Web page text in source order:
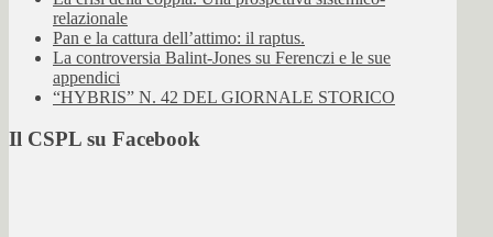
relazionale
Pan e la cattura dell’attimo: il raptus.
La controversia Balint-Jones su Ferenczi e le sue
appendici
“HYBRIS” N. 42 DEL GIORNALE STORICO
Il CSPL su Facebook